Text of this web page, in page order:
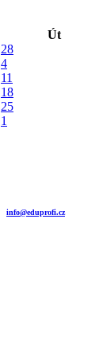
Út
28
4
11
18
25
1
info@eduprofi.cz